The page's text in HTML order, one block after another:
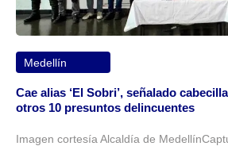
Medellín
Cae alias ‘El Sobri’, señalado
otros 10 presuntos delincuentes
Imagen cortesía Alcaldía de